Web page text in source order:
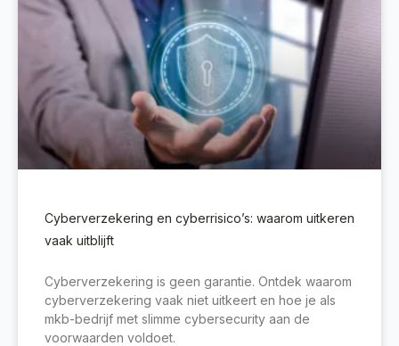
Cyberverzekering en cyberrisico’s: waarom uitkeren
vaak uitblijft
Cyberverzekering is geen garantie. Ontdek waarom
cyberverzekering vaak niet uitkeert en hoe je als
mkb-bedrijf met slimme cybersecurity aan de
voorwaarden voldoet.